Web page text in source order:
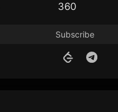
360
Subscribe